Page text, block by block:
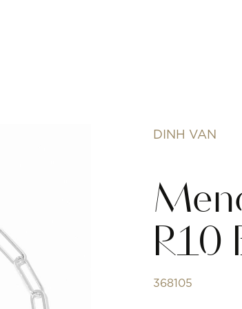
DINH VAN
R10
368105